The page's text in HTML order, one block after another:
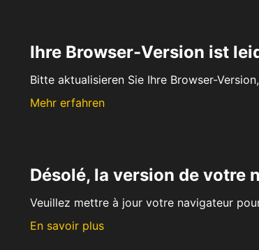
Ihre Browser-Version ist
Bitte aktualisieren Sie Ihre Browser-
Mehr erfahren
Désolé, la version de votre
Veuillez mettre à jour votre navigateur
En savoir plus